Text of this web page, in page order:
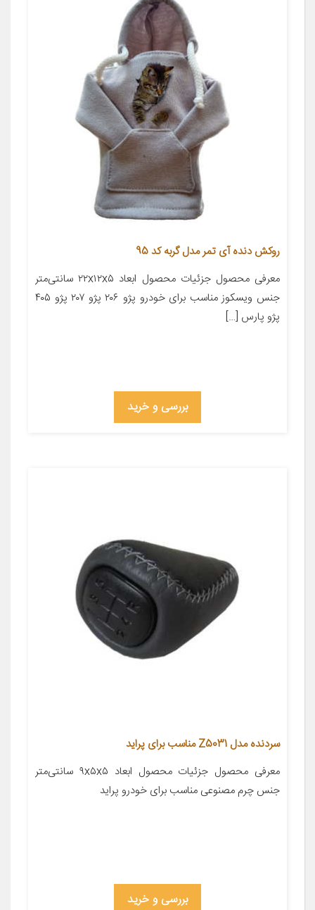
روکش دنده آی تمر مدل گربه کد 95
معرفی محصول جزئیات محصول ابعاد ۲۲x۱۲x۵ سانتی‌متر
جنس ویسکوز مناسب برای خودرو پژو ۲۰۶ پژو ۲۰۷ پژو ۴۰۵
پژو پارس […]
بررسی و خرید
سردنده مدل Z5031 مناسب برای پراید
معرفی محصول جزئیات محصول ابعاد ۹x۵x۵ سانتی‌متر
جنس چرم مصنوعی مناسب برای خودرو پراید
بررسی و خرید